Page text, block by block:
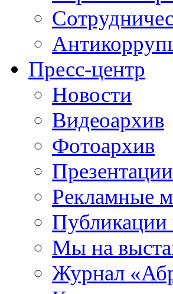
Пресс-центр
Новости
Видеоархив
Фотоархив
Презентации
Рекламные
Мы на
Журнал